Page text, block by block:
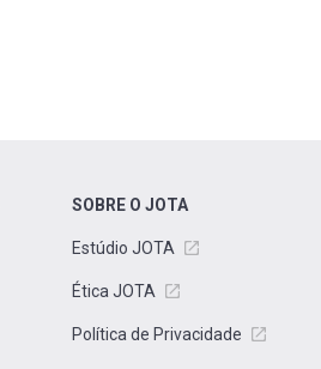
SOBRE O JOTA
Estúdio JOTA
Ética JOTA
Política de Privacidade